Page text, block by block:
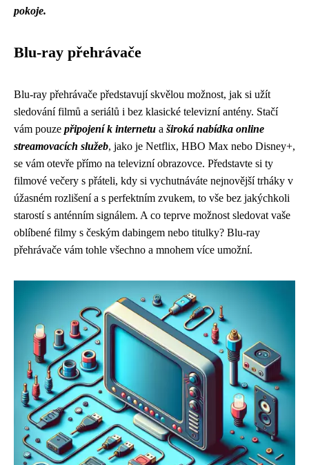
pokoje.
Blu-ray přehrávače
Blu-ray přehrávače představují skvělou možnost, jak si užít
sledování filmů a seriálů i bez klasické televizní antény. Stačí
vám pouze připojení k internetu a široká nabídka online
streamovacích služeb, jako je Netflix, HBO Max nebo Disney+,
se vám otevře přímo na televizní obrazovce. Představte si ty
filmové večery s přáteli, kdy si vychutnáváte nejnovější trháky v
úžasném rozlišení a s perfektním zvukem, to vše bez jakýchkoli
starostí s anténním signálem. A co teprve možnost sledovat vaše
oblíbené filmy s českým dabingem nebo titulky? Blu-ray
přehrávače vám tohle všechno a mnohem více umožní.